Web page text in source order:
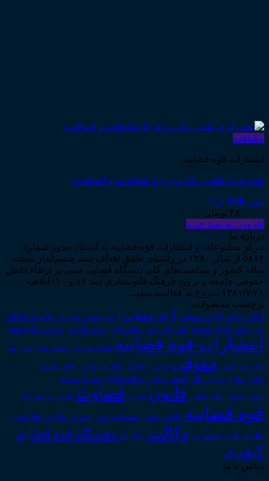
مشاهده
انتشارات قوه قضاییه
تعدد جرم علمی ـ کاربردی (با اصلاحات و اضافات)
نمره 4.00 از 5
۴۸۰,۰۰۰ تومان
افزودن به سبد خرید
درباره ما
مرکز مطبوعات و انتشارات قوه قضاییه به استناد مجوز شماره
۵۸۸۴ از سال ۱۳۸۰ در راستای تحقق اهداف سند چشم‌انداز بیست
ساله کشور و سیاست‌های کلی دستگاه قضایی مبنی بر ارتقاء دانش
حقوقی جامعه و ترویج فرهنگ قانونمداری (بند ۱۶ و ۱۰) ابلاغیه
۱۳۸۱/۷/۲۸ شروع به فعالیت نمود...
برچسب محصولات
آرای جزایی آرای حقوقی آرای قضایی آرای وحدت رویه اجاره اجرای احکام
اجرای اسناد احوال شخصیه ادله_اثبات_دعوا اسناد_تجاری اعاده_دادرسی اعتراض_ثالث اعسار
انتشارات قوه قضاییه انتقال_مال_غیر انحلال_نکاح بانک بیمه
تاجر حق_کسب حقوقی حوادث_رانندگی خلع_ید داوری دعاوی_تصرف
دعاوی_طاری دیوان عالی کشور دیوان عدالت اداری سقوط_تعهدات
شعب_دیوان_عالی قاضی قانون قضات قضاوت قوانین_و_مقررات
قوه قضاییه مالکیت_معنوی مسئولیت_مدنی مشروح مذاکرات نظام قضایی
نظریه_های_مشورتی وکالت وکیل پژوهشگاه قوه قضاییه
کیفری
تماس با ما